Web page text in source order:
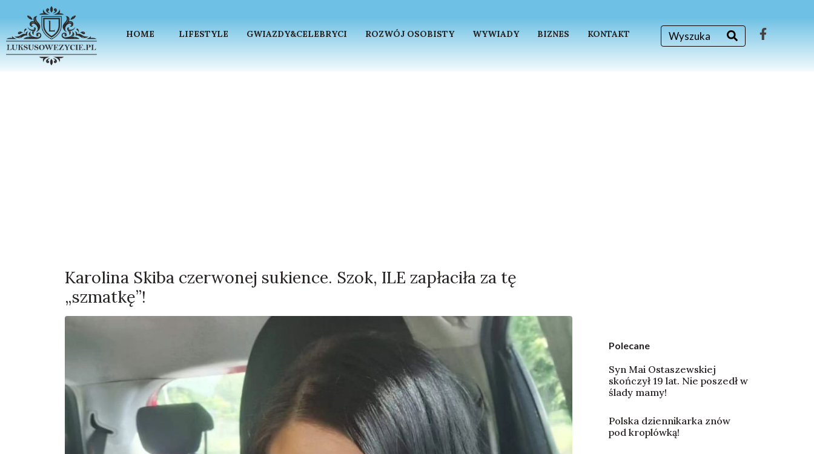
HOME LIFESTYLE GWIAZDY&CELEBRYCI ROZWÓJ OSOBISTY WYWIADY BIZNES KONTAKT
Karolina Skiba czerwonej sukience. Szok, ILE zapłaciła za tę
„szmatkę”!
Polecane
Syn Mai Ostaszewskiej
skończył 19 lat. Nie poszedł w
ślady mamy!
Polska dziennikarka znów
pod kroplówką!